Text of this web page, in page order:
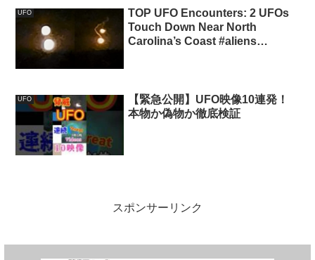
UFO
TOP UFO Encounters: 2 UFOs
Touch Down Near North
Carolina’s Coast #aliens
UFO
【緊急公開】UFO映像10連発！
本物か偽物か徹底検証
スポンサーリンク